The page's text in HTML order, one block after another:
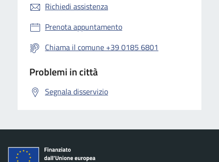
Richiedi assistenza
Prenota appuntamento
Chiama il comune +39 0185 6801
Problemi in città
Segnala disservizio